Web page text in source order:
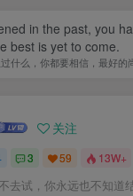
in the past, you
best is yet to come.
什么，你都要相信，最好的
关注
3 59 13W+
去试，你永远也不知道